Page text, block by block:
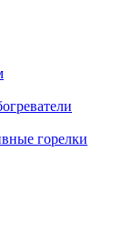
горелки